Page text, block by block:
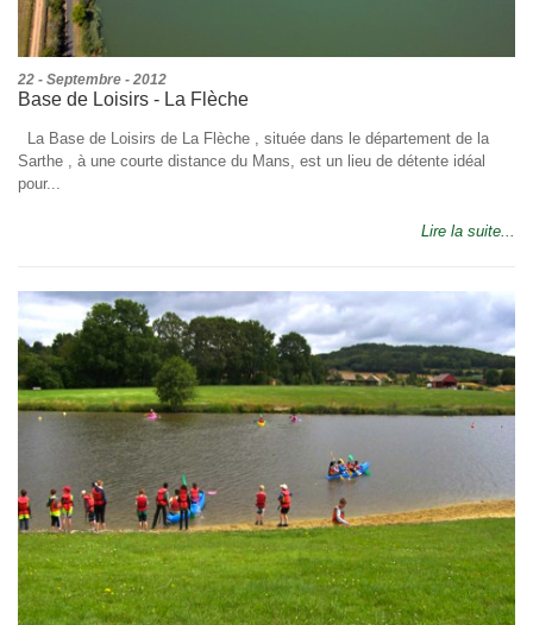
22 - Septembre - 2012
Base de Loisirs - La Flèche
La Base de Loisirs de La Flèche , située dans le département de la
Sarthe , à une courte distance du Mans, est un lieu de détente idéal
pour...
Lire la suite...